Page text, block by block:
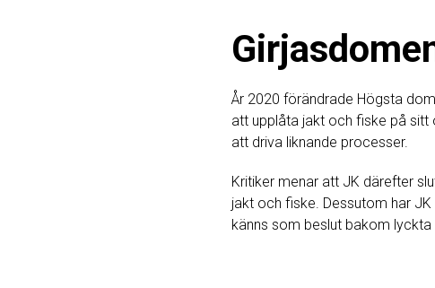
År 2020 förändrade Högsta
att upplåta jakt och fiske på sitt
att driva liknande processer.
Kritiker menar att JK därefter
jakt och fiske. Dessutom har
känns som beslut bakom lyckta